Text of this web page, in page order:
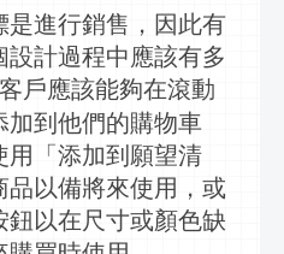
是進行銷售，因此有
計過程中應該有多
戶應該能夠在滾動
加到他們的購物車
用「添加到願望清
以備將來使用，或
以在尺寸或顏色缺